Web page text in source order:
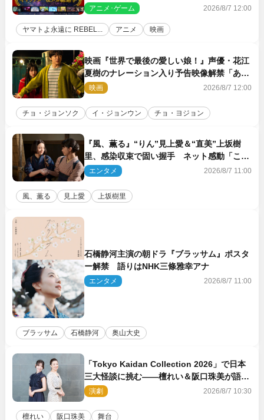
メカは新規描き下ろしイラストを制作
アニメ･ゲーム 2026/8/7 12:00
ヤマトよ永遠に REBEL... アニメ 映画
映画『世界で最後の愛しい娘！』声優・花江
夏樹のナレーション入り予告映像解禁「あふ
れ出る温かさに涙が止まらない！」
映画 2026/8/7 12:00
チョ・ジョンソク イ・ジョンウン チョ・ヨジョン
『風、薫る』“りん”見上愛＆“直美”上坂樹
里、感染収束で固い握手 ネット感動「この
バディは最強」「アツい」
エンタメ 2026/8/7 11:00
風、薫る 見上愛 上坂樹里
石橋静河主演の朝ドラ『ブラッサム』ポスタ
ー解禁 語りはNHK三條雅幸アナ
エンタメ 2026/8/7 11:00
ブラッサム 石橋静河 奥山大史
「Tokyo Kaidan Collection 2026」で日本
三大怪談に挑む――檀れい＆阪口珠美が語る
「牡丹灯籠」の新たな魅力
演劇 2026/8/7 10:30
檀れい 阪口珠美 舞台